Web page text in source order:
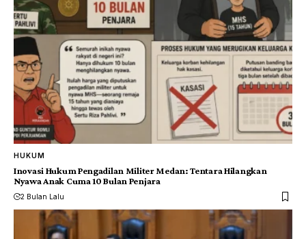
HUKUM
Inovasi Hukum Pengadilan Militer Medan: Tentara Hilangkan
Nyawa Anak Cuma 10 Bulan Penjara
2 Bulan Lalu